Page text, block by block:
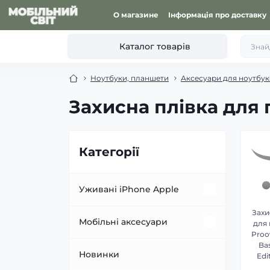
О магазине Інформація про доставку
Каталог товарів
Ноутбуки, планшети Аксесуари для
Захисна плівка для
Категорії
Уживані iPhone Apple
Уживані Apple iPhone 11
Уживані Apple iPhone 11 Pro
Мобільні аксесуари
Чохли для телефонів
Новинки
для